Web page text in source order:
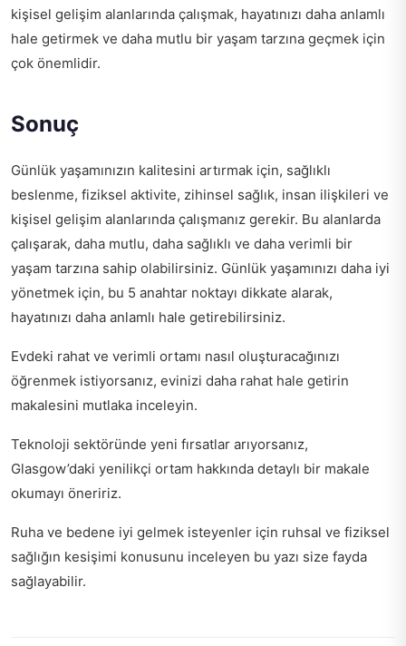
kişisel gelişim alanlarında çalışmak, hayatınızı daha anlamlı
hale getirmek ve daha mutlu bir yaşam tarzına geçmek için
çok önemlidir.
Sonuç
Günlük yaşamınızın kalitesini artırmak için, sağlıklı
beslenme, fiziksel aktivite, zihinsel sağlık, insan ilişkileri ve
kişisel gelişim alanlarında çalışmanız gerekir. Bu alanlarda
çalışarak, daha mutlu, daha sağlıklı ve daha verimli bir
yaşam tarzına sahip olabilirsiniz. Günlük yaşamınızı daha iyi
yönetmek için, bu 5 anahtar noktayı dikkate alarak,
hayatınızı daha anlamlı hale getirebilirsiniz.
Evdeki rahat ve verimli ortamı nasıl oluşturacağınızı
öğrenmek istiyorsanız, evinizi daha rahat hale getirin
makalesini mutlaka inceleyin.
Teknoloji sektöründe yeni fırsatlar arıyorsanız,
Glasgow’daki yenilikçi ortam hakkında detaylı bir makale
okumayı öneririz.
Ruha ve bedene iyi gelmek isteyenler için ruhsal ve fiziksel
sağlığın kesişimi konusunu inceleyen bu yazı size fayda
sağlayabilir.